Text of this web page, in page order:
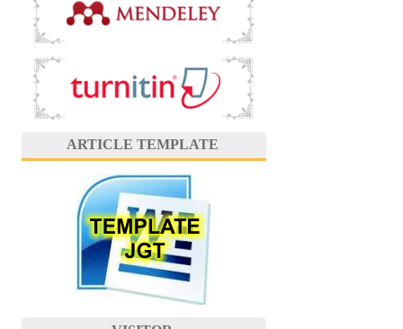
ARTICLE TEMPLATE